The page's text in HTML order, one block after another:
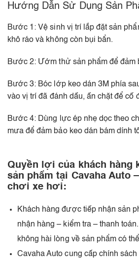
Hướng Dẫn Sử Dụng Sản
Bước 1: Vệ sinh vị trí lắp đặt sản
khô ráo và không còn bụi bẩn.
Bước 2: Ướm thử sản phẩm để đảm
Bước 3: Bóc lớp keo dán 3M phía
vào vị trí đã đánh dấu, ấn chặt để cố
Bước 4: Dùng lực ép nhẹ dọc theo
mưa để đảm bảo keo dán bám dính
Quyền lợi của khách hàng
sản phẩm tại Cavaha Auto
chơi xe hơi:
Khách hàng được tiếp nhận sản
nhận hàng – kiểm tra – thanh
không hài lòng về sản phẩm có
Cavaha Auto cung cấp chính